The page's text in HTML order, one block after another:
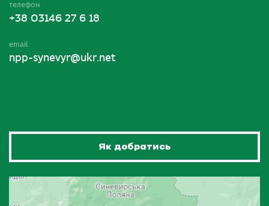
телефон
+38 03146 27 6 18
email
npp-synevyr@ukr.net
Як добратись